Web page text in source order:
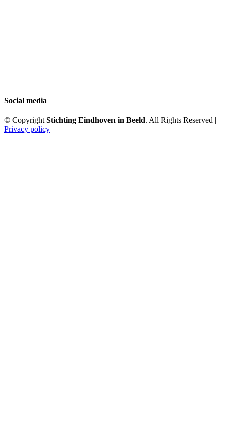
Social media
© CopyrightStichting Eindhoven in Beeld. All Rights Reserved |
Privacy policy